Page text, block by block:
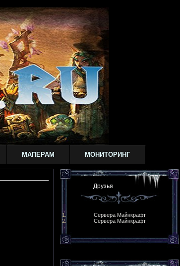
МАПЕРАМ МОНИТОРИНГ
Друзья
Сервера Майнкрафт
Сервера Майнкрафт